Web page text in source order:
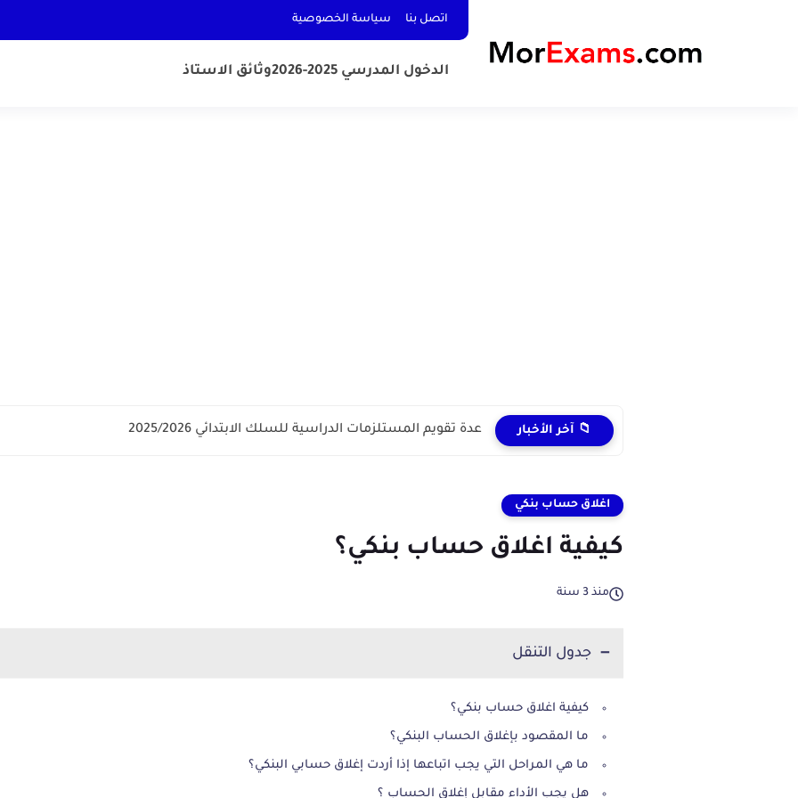
اتصل بنا سياسة الخصوصية
الدخول المدرسي 2025-2026 وثائق الاستاذ
📁 آخر الأخبار عدة تقويم المستلزمات الدراسية للسلك الابتدائي 2025/2026
اغلاق حساب بنكي
كيفية اغلاق حساب بنكي؟
منذ 3 سنة
جدول التنقل
كيفية اغلاق حساب بنكي؟
ما المقصود بإغلاق الحساب البنكي؟
ما هي المراحل التي يجب اتباعها إذا أردت إغلاق حسابي البنكي؟
هل يجب الأداء مقابل إغلاق الحساب ؟